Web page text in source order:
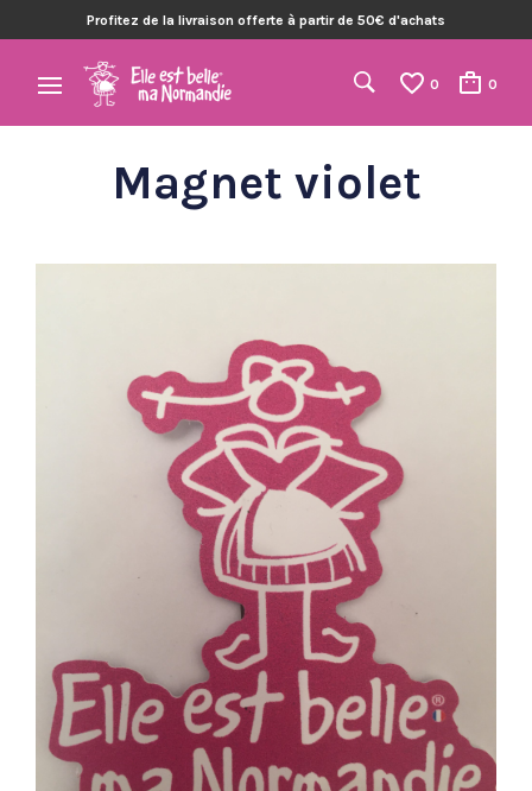
Profitez de la livraison offerte à partir de 50€ d'achats
0 0
Magnet violet